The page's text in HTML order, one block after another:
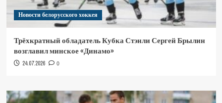
Новости белорусского хоккея
Трёхкратный обладатель Кубка Стэнли Сергей Брылин
возглавил минское «Динамо»
24.07.2026 0